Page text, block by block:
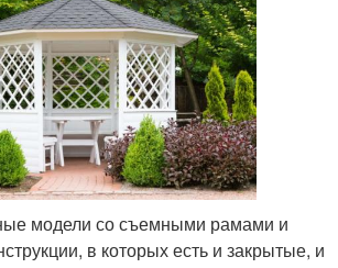
модели со съемными рамами и
в которых есть и закрытые, и